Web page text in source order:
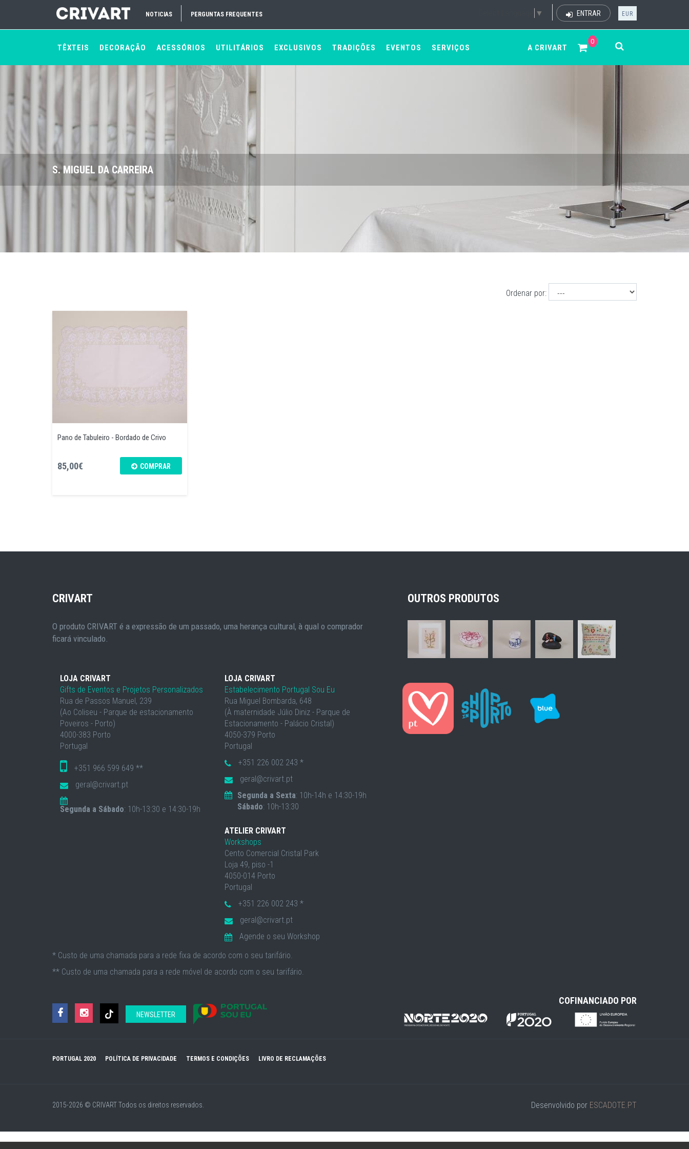
NOTICIAS PERGUNTAS FREQUENTES ▼ ENTRAR EUR
TÊXTEIS DECORAÇÃO ACESSÓRIOS UTILITÁRIOS EXCLUSIVOS TRADIÇÕES EVENTOS SERVIÇOS
0
A CRIVART
S. MIGUEL DA CARREIRA
Ordenar por:
Pano de Tabuleiro - Bordado de Crivo
85,00€ COMPRAR
CRIVART
O produto CRIVART é a expressão de um passado, uma herança cultural, à qual o comprador
ficará vinculado.
LOJA CRIVART
Gifts de Eventos e Projetos Personalizados
Rua de Passos Manuel, 239
(Ao Coliseu - Parque de estacionamento
Poveiros - Porto)
4000-383 Porto
Portugal
+351 966 599 649 **
geral@crivart.pt
Segunda a Sábado: 10h-13:30 e 14:30-19h
LOJA CRIVART
Estabelecimento Portugal Sou Eu
Rua Miguel Bombarda, 648
(À maternidade Júlio Diniz - Parque de
Estacionamento - Palácio Cristal)
4050-379 Porto
Portugal
+351 226 002 243 *
geral@crivart.pt
Segunda a Sexta: 10h-14h e 14:30-19h
Sábado: 10h-13:30
ATELIER CRIVART
Workshops
Cento Comercial Cristal Park
Loja 49, piso -1
4050-014 Porto
Portugal
+351 226 002 243 *
geral@crivart.pt
Agende o seu Workshop
OUTROS PRODUTOS
* Custo de uma chamada para a rede fixa de acordo com o seu tarifário.
** Custo de uma chamada para a rede móvel de acordo com o seu tarifário.
NEWSLETTER
COFINANCIADO POR
PORTUGAL 2020 POLÍTICA DE PRIVACIDADE TERMOS E CONDIÇÕES LIVRO DE RECLAMAÇÕES
2015-2026 © CRIVARTTodos os direitos reservados. Desenvolvido por ESCADOTE.PT